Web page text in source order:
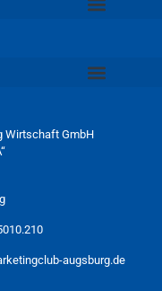
Wirtschaft GmbH
augsburg.de